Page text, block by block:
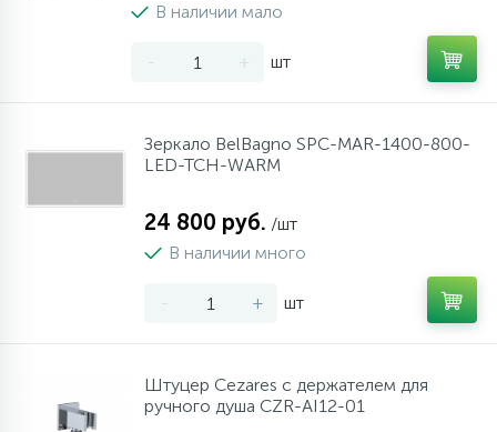
В наличии мало
- + шт
Зеркало BelBagno SPC-MAR-1400-800-
LED-TCH-WARM
24 800 руб. /шт
В наличии много
- + шт
Штуцер Cezares с держателем для
ручного душа CZR-AI12-01